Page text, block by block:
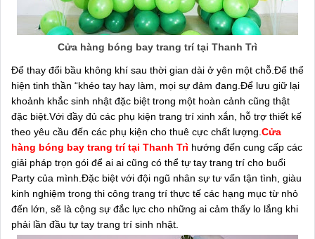
Cửa hàng bóng bay trang trí tại Thanh Trì
Để thay đổi bầu không khí sau thời gian dài ở yên một chỗ.Để thể
hiện tinh thần “khéo tay hay làm, mọi sự đảm đang.Để lưu giữ lại
khoảnh khắc sinh nhật đặc biệt trong một hoàn cảnh cũng thật
đặc biệt.Với đầy đủ các phụ kiện trang trí xinh xắn, hỗ trợ thiết kế
theo yêu cầu đến các phụ kiện cho thuê cực chất lượng. Cửa
hàng bóng bay trang trí tại Thanh Trì hướng đến cung cấp các
giải pháp trọn gói để ai ai cũng có thể tự tay trang trí cho buổi
Party của mình.Đặc biệt với đội ngũ nhân sự tư vấn tận tình, giàu
kinh nghiệm trong thi công trang trí thực tế các hạng mục từ nhỏ
đến lớn, sẽ là cộng sự đắc lực cho những ai cảm thấy lo lắng khi
phải lần đầu tự tay trang trí sinh nhật.